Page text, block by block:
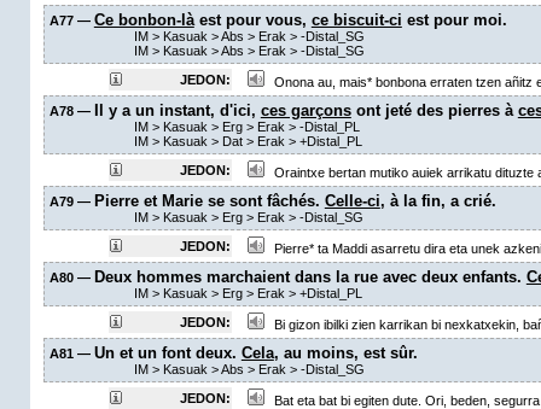
A77 — Ce bonbon-làest pour vous, ce biscuit-ci est pour moi.
IM> Kasuak >Abs > Erak > -Distal_SG
IM> Kasuak >Abs > Erak > -Distal_SG
JEDON:
Onona au, mais* bonbona erraten tzen
A78 —
Il y a un instant, d'ici, ces garçonsont jeté des pierres à
IM> Kasuak > Erg> Erak > -Distal_PL
IM> Kasuak > Dat> Erak > +Distal_PL
JEDON:
Oraintxe bertan mutiko auiek arrikatu
A79 — Pierre et Marie se sont fâchés. Celle-ci, à la fin, a crié.
IM> Kasuak > Erg> Erak > -Distal_SG
JEDON:
Pierre* ta Maddi asarretu dira eta unek
A80 — Deux hommes marchaient dans la rue avec deux enfants.
IM> Kasuak > Erg> Erak > +Distal_PL
JEDON:
Bi gizon ibilki zien karrikan bi nexkatxekin,
A81 — Un et un font deux. Cela, au moins, est sûr.
IM> Kasuak >Abs > Erak > -Distal_SG
JEDON:
Bat eta bat bi egiten dute. Ori, beden,